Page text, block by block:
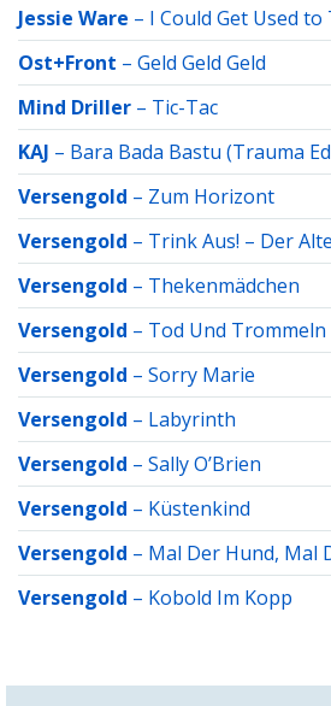
Jessie Ware – I Could Get Used to
Ost+Front – Geld Geld Geld
Mind Driller – Tic-Tac
KAJ – Bara Bada Bastu (Trauma
Versengold – Zum Horizont
Versengold – Trink Aus! – Der
Versengold – Thekenmädchen
Versengold – Tod Und Trommeln
Versengold – Sorry Marie
Versengold – Labyrinth
Versengold – Sally O’Brien
Versengold – Küstenkind
Versengold – Mal Der Hund, Mal
Versengold – Kobold Im Kopp